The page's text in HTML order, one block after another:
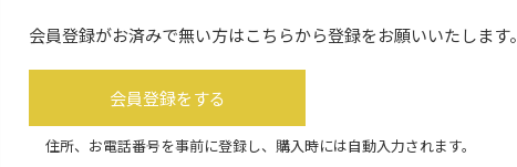
会員登録がお済みで無い方はこちらから登録をお願いいたします。
会員登録をする
住所、お電話番号を事前に登録し、購入時には自動入力されます。